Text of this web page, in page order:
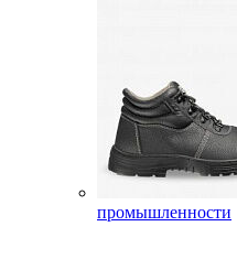
промышленности